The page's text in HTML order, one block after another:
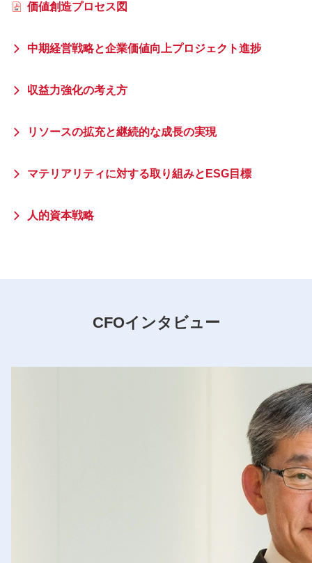
価値創造プロセス図
中期経営戦略と企業価値向上プロジェクト進捗
収益力強化の考え方
リソースの拡充と継続的な成長の実現
マテリアリティに対する取り組みとESG目標
人的資本戦略
CFOインタビュー